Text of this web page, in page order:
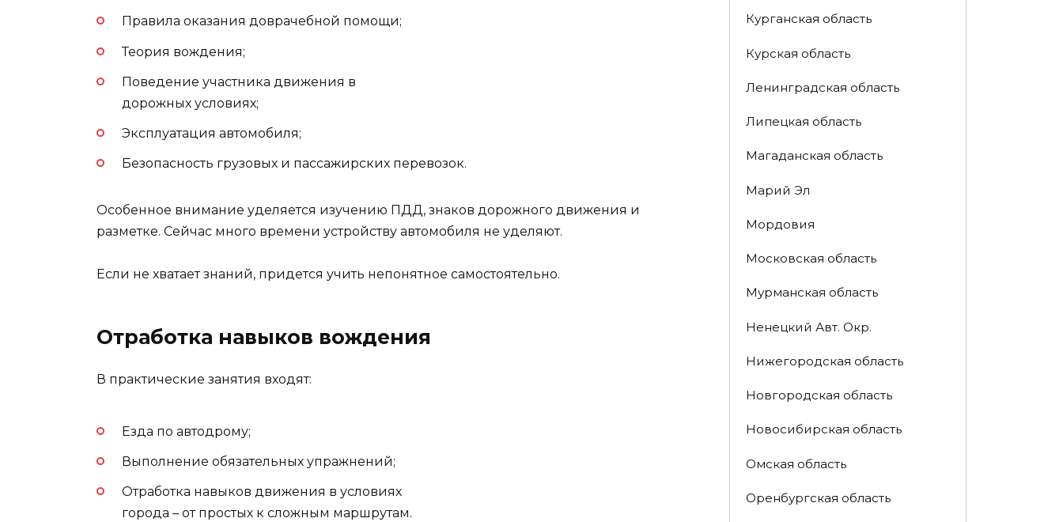
Правила оказания доврачебной помощи;
Теория вождения;
Поведение участника движения в
дорожных условиях;
Эксплуатация автомобиля;
Безопасность грузовых и пассажирских перевозок.
Особенное внимание уделяется изучению ПДД, знаков дорожного движения и
разметке. Сейчас много времени устройству автомобиля не уделяют.
Если не хватает знаний, придется учить непонятное самостоятельно.
Отработка навыков вождения
В практические занятия входят:
Езда по автодрому;
Выполнение обязательных упражнений;
Отработка навыков движения в условиях
города – от простых к сложным маршрутам.
Курганская область
Курская область
Ленинградская область
Липецкая область
Магаданская область
Марий Эл
Мордовия
Московская область
Мурманская область
Ненецкий Авт. Окр.
Нижегородская область
Новгородская область
Новосибирская область
Омская область
Оренбургская область